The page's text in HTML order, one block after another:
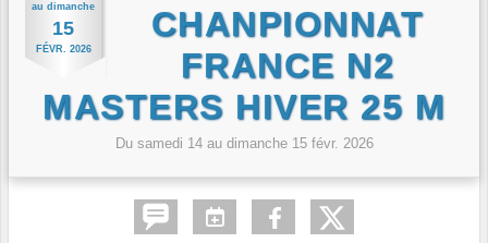
au dimanche
15
FÉVR. 2026
CHANPIONNAT
FRANCE N2
MASTERS HIVER 25 M
Du samedi 14au dimanche 15 févr. 2026